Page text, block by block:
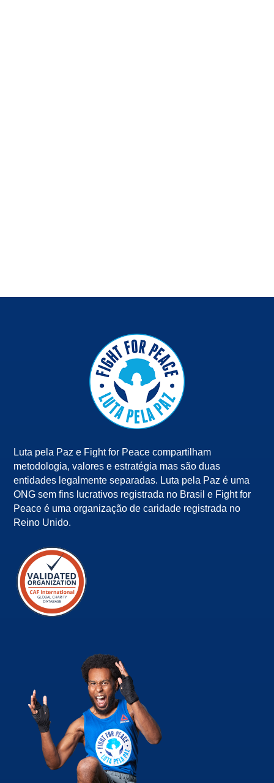
Luta pela Paz e Fight for Peace compartilham
metodologia, valores e estratégia mas são duas
entidades legalmente separadas. Luta pela Paz é uma
ONG sem fins lucrativos registrada no Brasil e Fight for
Peace é uma organização de caridade registrada no
Reino Unido.